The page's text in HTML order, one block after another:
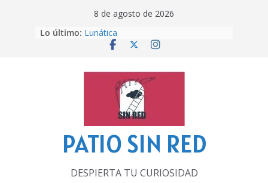
8 de agosto de 2026
Lo último: Lunática
Pero, hasta entonces…
‘La broma infinita’ de recomendar
lecturas veraniegas
Otra del Mundial
PATIO SIN RED
DESPIERTA TU CURIOSIDAD